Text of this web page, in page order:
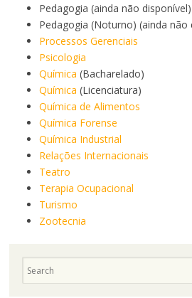
Pedagogia (ainda não disponível)
Pedagogia (Noturno) (ainda não
Processos Gerenciais
Psicologia
Química (Bacharelado)
Química (Licenciatura)
Química de Alimentos
Química Forense
Química Industrial
Relações Internacionais
Teatro
Terapia Ocupacional
Turismo
Zootecnia